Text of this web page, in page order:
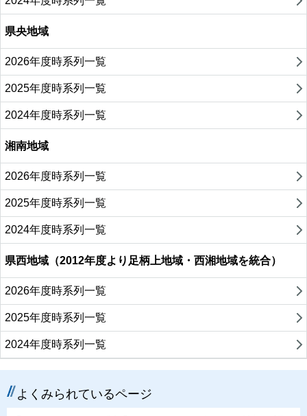
県央地域
2026年度時系列一覧
2025年度時系列一覧
2024年度時系列一覧
湘南地域
2026年度時系列一覧
2025年度時系列一覧
2024年度時系列一覧
県西地域（2012年度より足柄上地域・西湘地域を統合）
2026年度時系列一覧
2025年度時系列一覧
2024年度時系列一覧
よくみられているページ